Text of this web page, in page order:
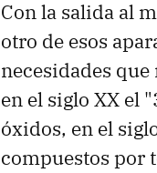
Con la salida al
otro de esos
necesidades que
en el siglo XX el
óxidos, en el
compuestos por